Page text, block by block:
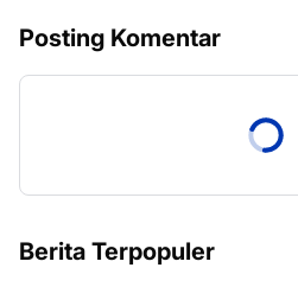
Posting Komentar
Berita Terpopuler